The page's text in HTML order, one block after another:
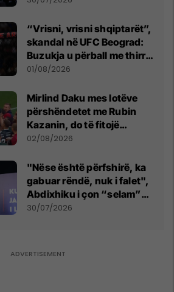
“Vrisni, vrisni shqiptarët”,
skandal në UFC Beograd:
Buzukja u përball me thirrje
anti-shqiptare nga
01/08/2026
Mirlind Daku mes lotëve
përshëndetet me Rubin
Kazanin, do të fitojë
miliona te Spartak Moska
02/08/2026
"Nëse është përfshirë, ka
gabuar rëndë, nuk i falet",
Abdixhiku i çon “selam”
Përparim Ramës
30/07/2026